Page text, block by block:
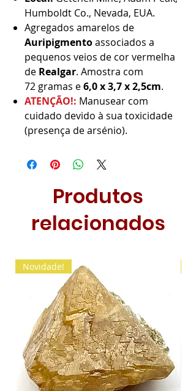
Humboldt Co., Nevada, EUA.
Agregados amarelos de
Auripigmentoassociados a
pequenos veios de cor vermelha
de Realgar. Amostra com
72 gramas e6,0 x 3,7 x 2,5cm.
ATENÇÃO!: Manusear com
cuidado devido à sua toxicidade
(presença de arsénio).
Produtos
relacionados
Novidade!